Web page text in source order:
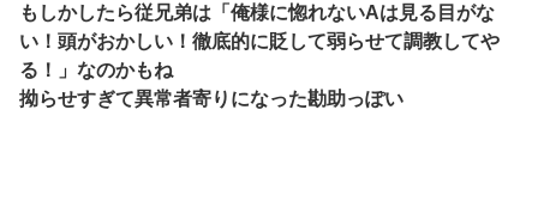
もしかしたら従兄弟は「俺様に惚れないAは見る目がな
い！頭がおかしい！徹底的に貶して弱らせて調教してや
る！」なのかもね
拗らせすぎて異常者寄りになった勘助っぽい